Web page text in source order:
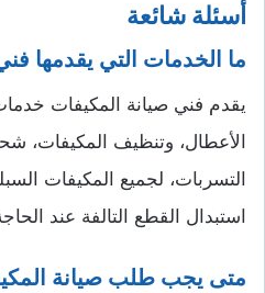
أسئلة شائعة
ما الخدمات التي يقدمها
يقدم فني صيانة المكيفات
الأعطال، وتنظيف المكيفات،
التسربات، لجميع المكيفات
استبدال القطع التالفة عند
متى يجب طلب صيانة